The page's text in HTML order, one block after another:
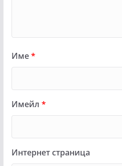
Име*
Имейл *
Интернет страница